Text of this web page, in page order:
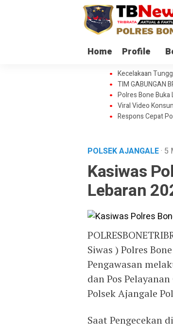
Home Profile
Kecelakaan
TIM GABUNGAN
Polres Bone Buka
Viral Video
Respons Cepat
POLSEK AJANGALE· 5
Kasiwas
Lebaran
Siwas ) Polres
Pengawasan
dan Pos
Polsek Ajangale
Saat Pengecekan